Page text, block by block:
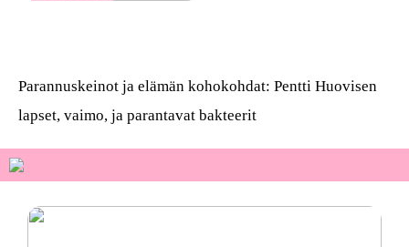
Parannuskeinot ja elämän kohokohdat: Pentti Huovisen
lapset, vaimo, ja parantavat bakteerit